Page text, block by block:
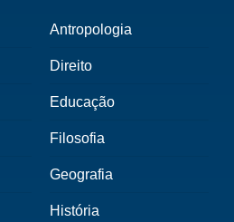
Antropologia
Direito
Educação
Filosofia
Geografia
História